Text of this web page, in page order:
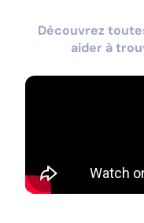
Découvrez
aider à